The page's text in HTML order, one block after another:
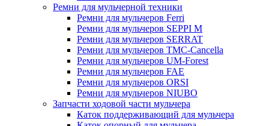
Ремни для мульчерной техники
Ремни для мульчеров Ferri
Ремни для мульчеров SEPPI M
Ремни для мульчеров SERRAT
Ремни для мульчеров TMC-Cancella
Ремни для мульчеров UM-Forest
Ремни для мульчеров FAE
Ремни для мульчеров ORSI
Ремни для мульчеров NIUBO
Запчасти ходовой части мульчера
Каток поддерживающий для мульчера